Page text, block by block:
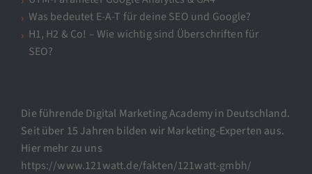
Was bedeutet E-A-T für deine SEO und Google?
H1, H2 & Co! – Wie wichtig sind Überschriften für
SEO?
Die führende Digital Marketing Academy in Deutschland.
Seit über 15 Jahren bilden wir Marketing-Experten aus.
Hier mehr zu uns
https://www.121watt.de/fakten/121watt-gmbh/